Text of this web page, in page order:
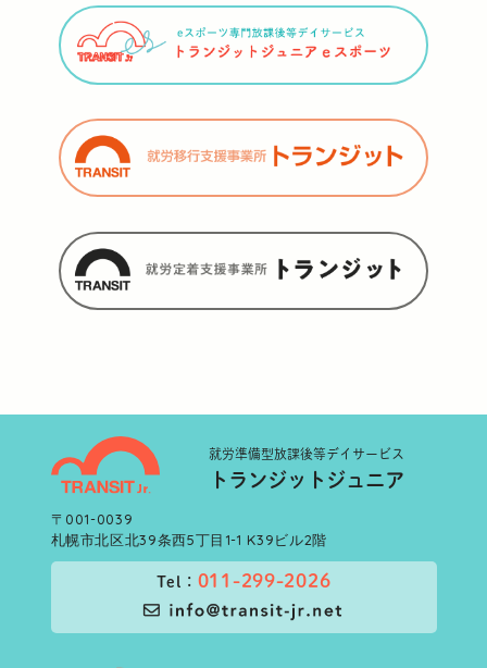
就労準備型放課後等デイサービス
トランジットジュニア
〒001-0039
札幌市北区北39条西5丁目1-1 K39ビル2階
Tel： 011-299-2026